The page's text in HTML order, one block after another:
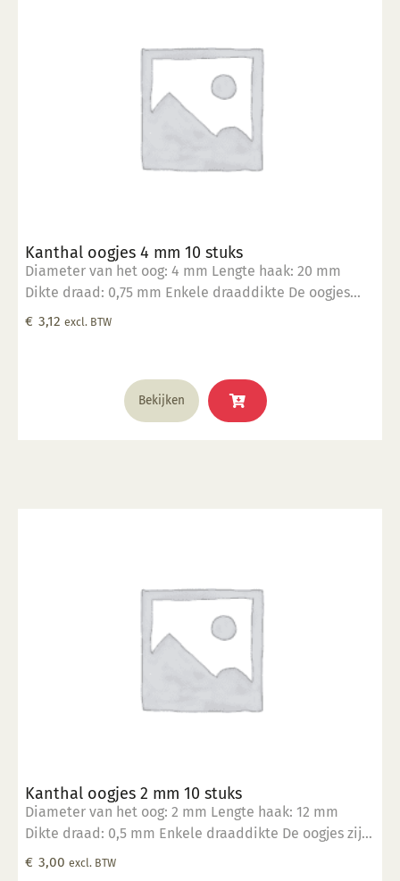
Kanthal oogjes 4 mm 10 stuks
Diameter van het oog: 4 mm Lengte haak: 20 mm
Dikte draad: 0,75 mm Enkele draaddikte De oogjes
zijn hittebestendig tot 1400°C Geschikt om in klei te
€ 3,12 excl. BTW
Bekijken
Kanthal oogjes 2 mm 10 stuks
Diameter van het oog: 2 mm Lengte haak: 12 mm
Dikte draad: 0,5 mm Enkele draaddikte De oogjes zijn
hittebestendig tot 1400°C Geschikt om in klei te
€ 3,00 excl. BTW